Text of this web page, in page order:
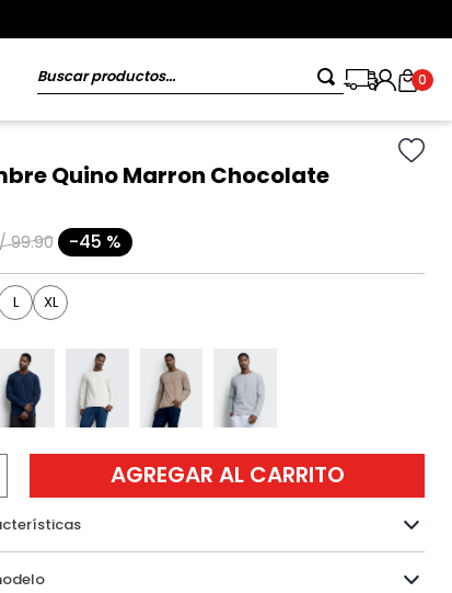
Buscar productos... 0
Quino Marron Chocolate
99.90 -45 %
L XL
AGREGAR AL CARRITO
del modelo